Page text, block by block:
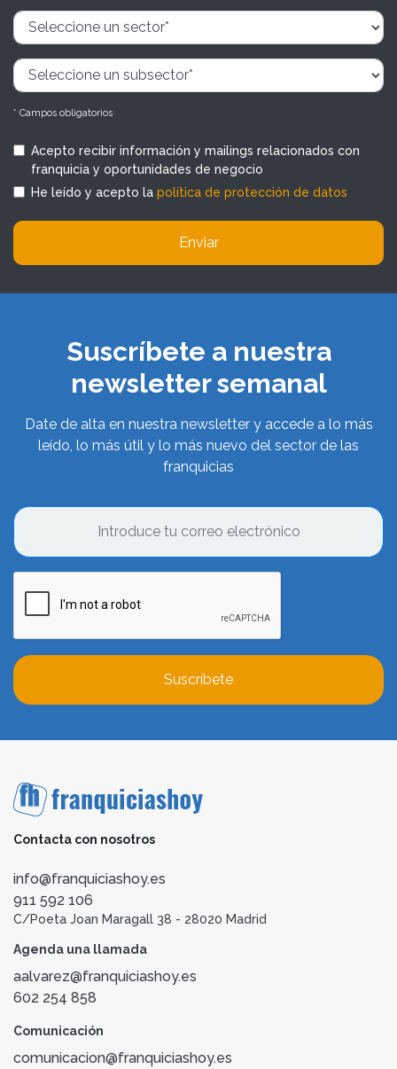
* Campos obligatorios
Acepto recibir información y mailings relacionados con
franquicia y oportunidades de negocio
He leído y acepto la política de protección de datos
Enviar
Suscríbete a nuestra
newsletter semanal
Date de alta en nuestra newsletter y accede a lo más
leído, lo más útil y lo más nuevo del sector de las
franquicias
Suscríbete
Contacta con nosotros
info@franquiciashoy.es
911 592 106
C/Poeta Joan Maragall 38 - 28020 Madrid
Agenda una llamada
aalvarez@franquiciashoy.es
602 254 858
Comunicación
comunicacion@franquiciashoy.es